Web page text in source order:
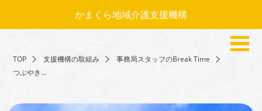
かまくら地域介護支援機構
TOP 支援機構の取組み
事務局スタッフのBreak Time
つぶやき…